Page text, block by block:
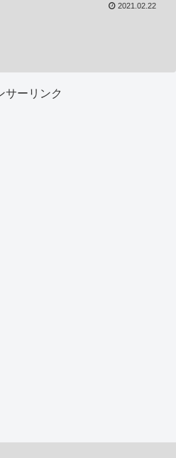
2021.02.22
サーリンク